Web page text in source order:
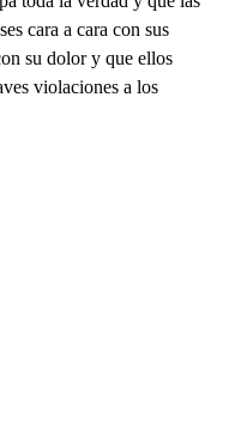
cara a cara con sus
su dolor y que ellos
violaciones a los